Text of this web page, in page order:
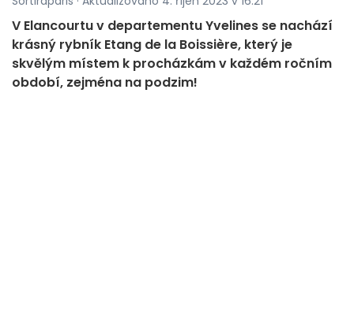
V Elancourtu v departementu Yvelines se nachází
krásný rybník Etang de la Boissière, který je
skvělým místem k procházkám v každém ročním
období, zejména na podzim!